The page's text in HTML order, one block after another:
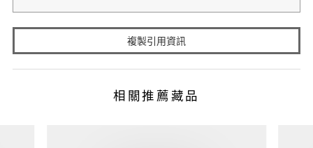
複製引用資訊
相關推薦藏品